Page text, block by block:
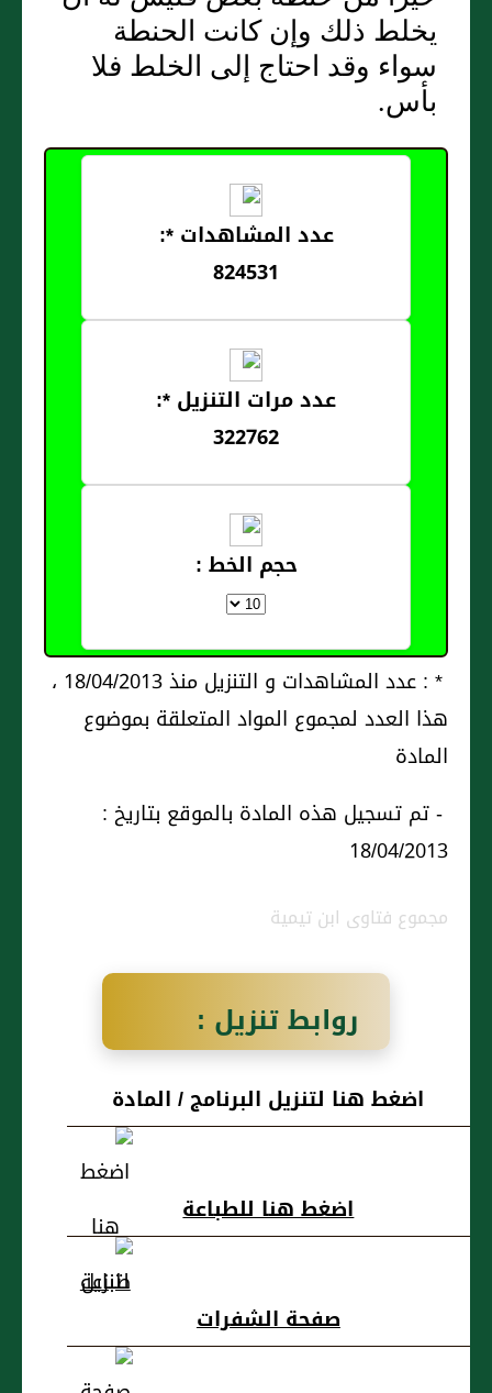
يخلط ذلك وإن كانت الحنطة
سواء وقد احتاج إلى الخلط فلا
بأس‏.‏
عدد المشاهدات *:
824531
عدد مرات التنزيل *:
322762
حجم الخط :
* : عدد المشاهدات و التنزيل منذ 18/04/2013 ،
هذا العدد لمجموع المواد المتعلقة بموضوع
المادة
- تم تسجيل هذه المادة بالموقع بتاريخ :
18/04/2013
مجموع فتاوى ابن تيمية
روابط تنزيل :
سئل عن مقطع
يجمع غلته من
غلة نظيفة وغلة
اضغط هنا لتنزيل البرنامج / المادة
اضغط هنا للطباعة
صفحة الشفرات